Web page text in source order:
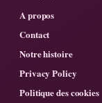
A propos
Contact
Notre histoire
Privacy Policy
Politique des cookies